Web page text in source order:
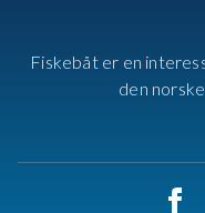
Fiskebåt er en
den